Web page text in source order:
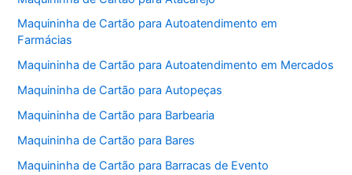
Maquininha de Cartão para Autoatendimento em
Farmácias
Maquininha de Cartão para Autoatendimento em Mercados
Maquininha de Cartão para Autopeças
Maquininha de Cartão para Barbearia
Maquininha de Cartão para Bares
Maquininha de Cartão para Barracas de Evento